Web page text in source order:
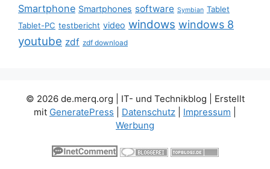
Smartphone Smartphones software Symbian Tablet
Tablet-PC testbericht video windows windows 8
youtube zdf zdf download
© 2026 de.merq.org | IT- und Technikblog | Erstellt
mit GeneratePress Datenschutz Impressum
Werbung